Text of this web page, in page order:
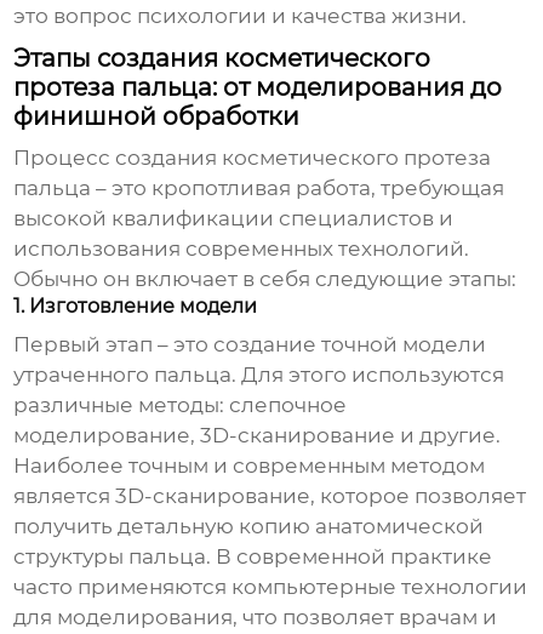
это вопрос психологии и качества жизни.
Этапы создания косметического
протеза пальца: от моделирования до
финишной обработки
Процесс создания косметического протеза
пальца – это кропотливая работа, требующая
высокой квалификации специалистов и
использования современных технологий.
Обычно он включает в себя следующие этапы:
1. Изготовление модели
Первый этап – это создание точной модели
утраченного пальца. Для этого используются
различные методы: слепочное
моделирование, 3D-сканирование и другие.
Наиболее точным и современным методом
является 3D-сканирование, которое позволяет
получить детальную копию анатомической
структуры пальца. В современной практике
часто применяются компьютерные технологии
для моделирования, что позволяет врачам и